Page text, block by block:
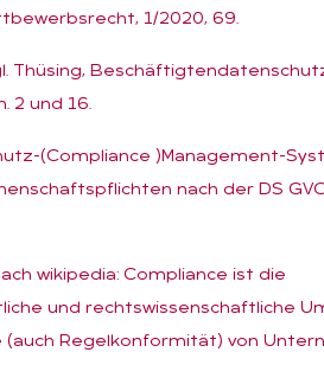
1/2020, 69.
Thüsing,
2 und 16.
(Compliance )Management-
nach der DS
wikipedia: Compliance ist die
und rechtswissenschaftliche
Regelkonformität) von